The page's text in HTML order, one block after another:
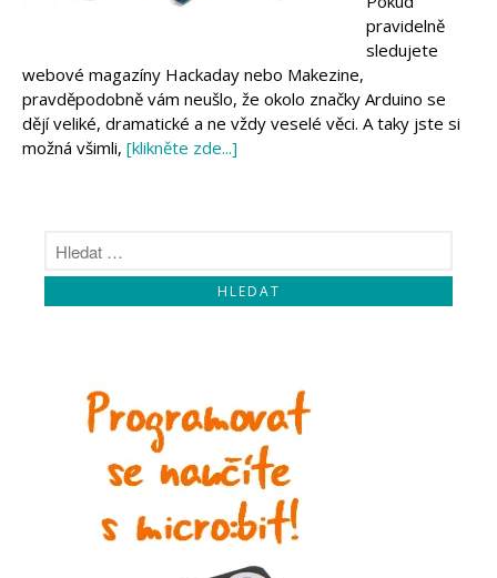
Makeblock
Koupit
pravidelně
sledujete
webové magazíny Hackaday nebo Makezine,
pravděpodobně vám neušlo, že okolo značky Arduino se
dějí veliké, dramatické a ne vždy veselé věci. A taky jste si
možná všimli, [klikněte zde...]